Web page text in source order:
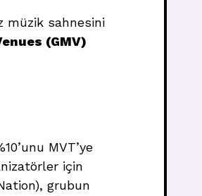
müzik sahnesini
(GMV)
MVT’ye
için
grubun